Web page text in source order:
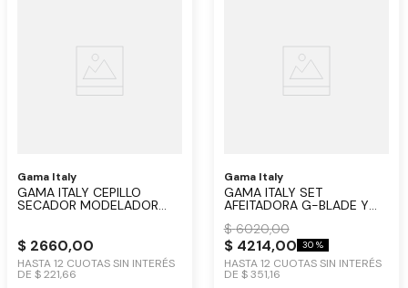
Gama Italy
GAMA ITALY CEPILLO
SECADOR MODELADOR
$ 2660,00
HASTA12 CUOTAS SIN INTERÉS
DE $ 221,66
Gama Italy
GAMA ITALY SET
AFEITADORA G-BLADE Y
ULTRA
$ 6020,00
$ 4214,00 30 %
HASTA12 CUOTAS SIN INTERÉS
DE $ 351,16